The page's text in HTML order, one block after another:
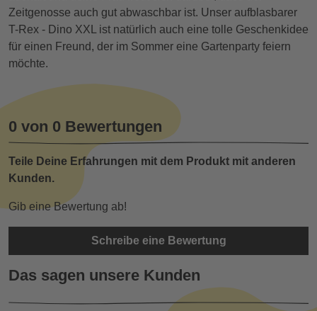
Zeitgenosse auch gut abwaschbar ist. Unser aufblasbarer
T-Rex - Dino XXL ist natürlich auch eine tolle Geschenkidee
für einen Freund, der im Sommer eine Gartenparty feiern
möchte.
0 von 0 Bewertungen
Teile Deine Erfahrungen mit dem Produkt mit anderen
Kunden.
Gib eine Bewertung ab!
Schreibe eine Bewertung
Das sagen unsere Kunden